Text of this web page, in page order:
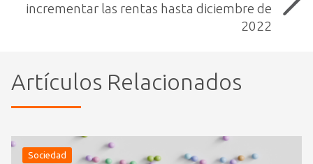
incrementar las rentas hasta diciembre de
2022
Artículos Relacionados
Sociedad